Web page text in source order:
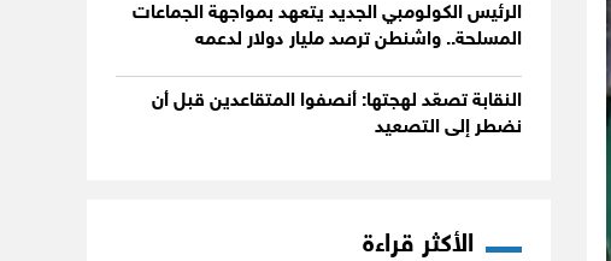
الرئيس الكولومبي الجديد يتعهد بمواجهة الجماعات
المسلحة.. واشنطن ترصد مليار دولار لدعمه
النقابة تصعّد لهجتها: أنصفوا المتقاعدين قبل أن
نضطر إلى التصعيد
الأكثر قراءة